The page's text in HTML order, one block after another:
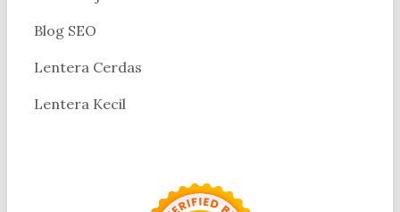
Blog SEO
Lentera Cerdas
Lentera Kecil